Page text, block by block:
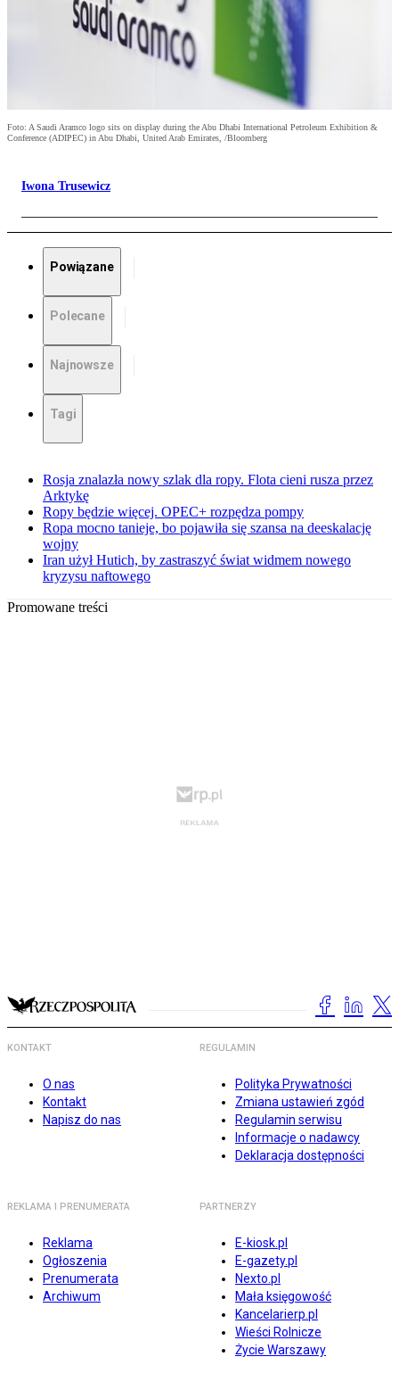
Foto: A Saudi Aramco logo sits on display during the Abu Dhabi International Petroleum Exhibition &
Conference (ADIPEC) in Abu Dhabi, United Arab Emirates, /Bloomberg
Iwona Trusewicz
Powiązane
Polecane
Najnowsze
Tagi
Rosja znalazła nowy szlak dla ropy. Flota cieni rusza przez
Arktykę
Ropy będzie więcej. OPEC+ rozpędza pompy
Ropa mocno tanieje, bo pojawiła się szansa na deeskalację
wojny
Iran użył Hutich, by zastraszyć świat widmem nowego
kryzysu naftowego
Promowane treści
KONTAKT
O nas
Kontakt
Napisz do nas
REGULAMIN
Polityka Prywatności
Zmiana ustawień zgód
Regulamin serwisu
Informacje o nadawcy
Deklaracja dostępności
REKLAMA I PRENUMERATA
Reklama
Ogłoszenia
Prenumerata
Archiwum
PARTNERZY
E-kiosk.pl
E-gazety.pl
Nexto.pl
Mała księgowość
Kancelarierp.pl
Wieści Rolnicze
Życie Warszawy